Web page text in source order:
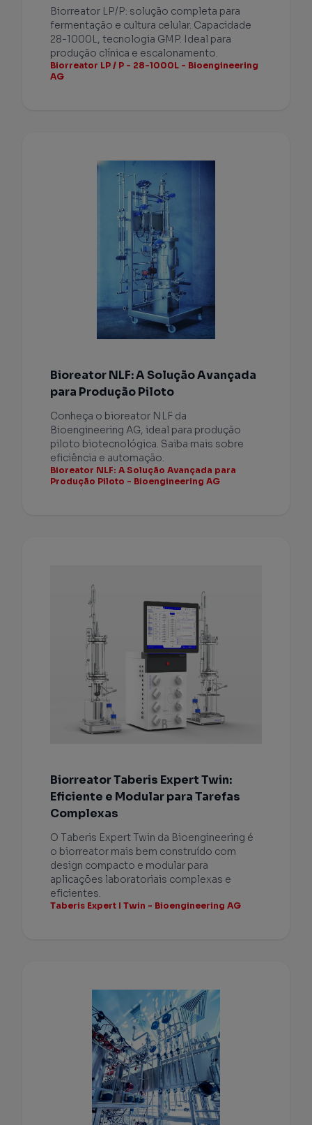
Biorreator LP/P: solução completa para
fermentação e cultura celular. Capacidade
28-1000L, tecnologia GMP. Ideal para
produção clínica e escalonamento.
Biorreator LP / P - 28-1000L - Bioengineering
AG
Bioreator NLF: A Solução Avançada
para Produção Piloto
Conheça o bioreator NLF da
Bioengineering AG, ideal para produção
piloto biotecnológica. Saiba mais sobre
eficiência e automação.
Bioreator NLF: A Solução Avançada para
Produção Piloto - Bioengineering AG
Biorreator Taberis Expert Twin:
Eficiente e Modular para Tarefas
Complexas
O Taberis Expert Twin da Bioengineering é
o biorreator mais bem construído com
design compacto e modular para
aplicações laboratoriais complexas e
eficientes.
Taberis Expert I Twin - Bioengineering AG